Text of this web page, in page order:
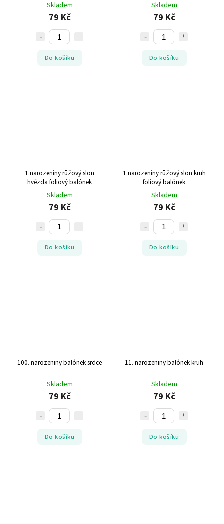
Skladem
79 Kč
Do košíku
Skladem
79 Kč
Do košíku
1.narozeniny růžový slon
hvězda foliový balónek
Skladem
79 Kč
Do košíku
1.narozeniny růžový slon kruh
foliový balónek
Skladem
79 Kč
Do košíku
100. narozeniny balónek srdce
Skladem
79 Kč
Do košíku
11. narozeniny balónek kruh
Skladem
79 Kč
Do košíku